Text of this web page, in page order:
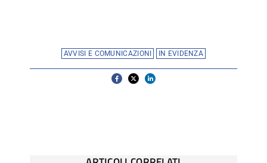
AVVISI E COMUNICAZIONI IN EVIDENZA